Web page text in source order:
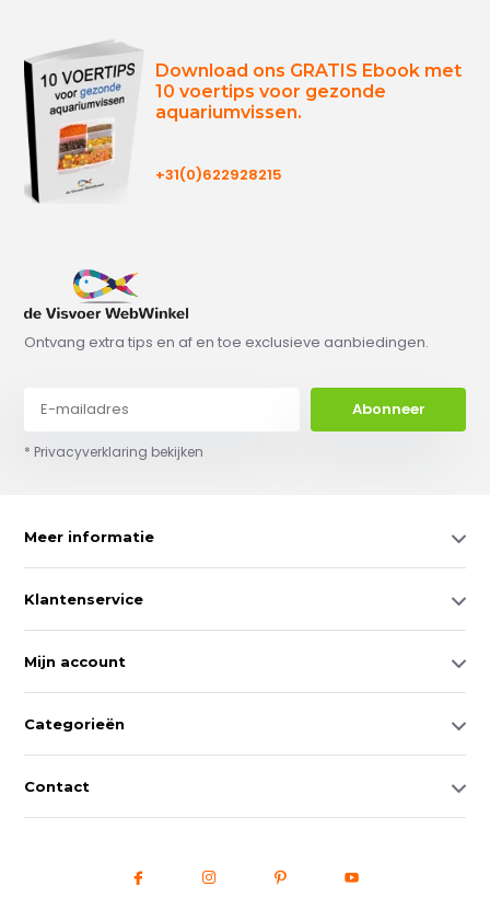
Download ons GRATIS Ebook met
10 voertips voor gezonde
aquariumvissen.
+31(0)622928215
Ontvang extra tips en af en toe exclusieve aanbiedingen.
Abonneer
* Privacyverklaring bekijken
Meer informatie
Klantenservice
Mijn account
Categorieën
Contact